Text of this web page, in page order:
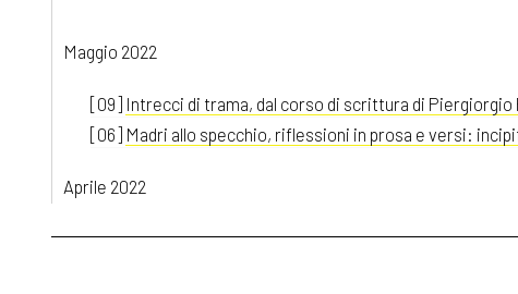
Maggio 2022
[09] Intrecci di trama, dal corso di scrittura di
[06] Madri allo specchio, riflessioni in prosa e versi:
Aprile 2022
[04]Paulina e l'Acqua della Vita, di Michaela Šebőková